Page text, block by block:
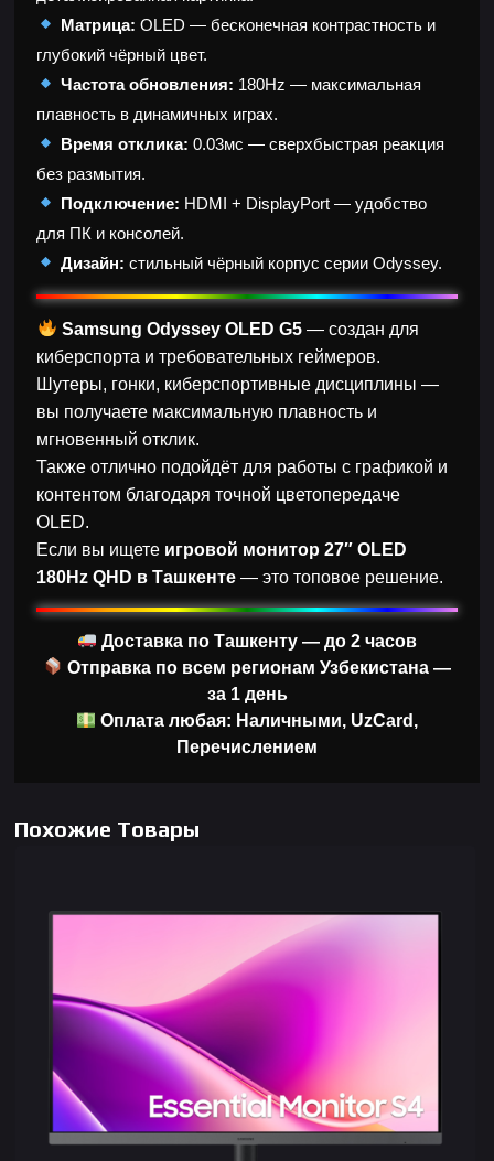
Матрица: OLED — бесконечная контрастность и
глубокий чёрный цвет.
Частота обновления: 180Hz — максимальная
плавность в динамичных играх.
Время отклика: 0.03мс — сверхбыстрая реакция
без размытия.
Подключение: HDMI + DisplayPort — удобство
для ПК и консолей.
Дизайн: стильный чёрный корпус серии Odyssey.
Samsung Odyssey OLED G5— создан для
киберспорта и требовательных геймеров.
Шутеры, гонки, киберспортивные дисциплины —
вы получаете максимальную плавность и
мгновенный отклик.
Также отлично подойдёт для работы с графикой и
контентом благодаря точной цветопередаче
OLED.
Если вы ищете игровой монитор 27″ OLED
180Hz QHD в Ташкенте — это топовое решение.
Доставка по Ташкенту — до 2 часов
Отправка по всем регионам Узбекистана —
за 1 день
Оплата любая: Наличными, UzCard,
Перечислением
Похожие Товары